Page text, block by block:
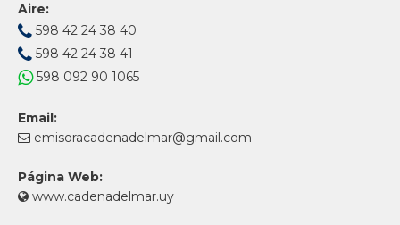
Aire:
598 42 24 38 40
598 42 24 38 41
598 092 90 1065
Email:
emisoracadenadelmar@gmail.com
Página Web:
www.cadenadelmar.uy